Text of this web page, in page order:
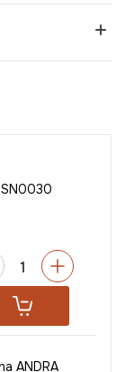
SN0030
ANDRA